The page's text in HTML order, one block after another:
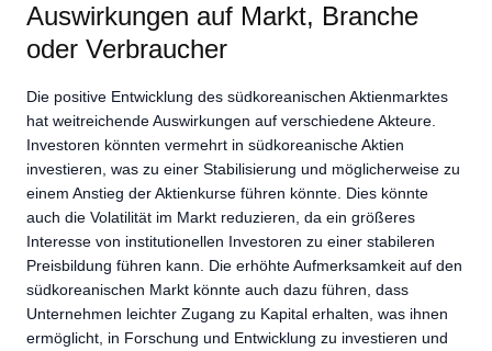
Auswirkungen auf Markt, Branche
oder Verbraucher
Die positive Entwicklung des südkoreanischen Aktienmarktes
hat weitreichende Auswirkungen auf verschiedene Akteure.
Investoren könnten vermehrt in südkoreanische Aktien
investieren, was zu einer Stabilisierung und möglicherweise zu
einem Anstieg der Aktienkurse führen könnte. Dies könnte
auch die Volatilität im Markt reduzieren, da ein größeres
Interesse von institutionellen Investoren zu einer stabileren
Preisbildung führen kann. Die erhöhte Aufmerksamkeit auf den
südkoreanischen Markt könnte auch dazu führen, dass
Unternehmen leichter Zugang zu Kapital erhalten, was ihnen
ermöglicht, in Forschung und Entwicklung zu investieren und